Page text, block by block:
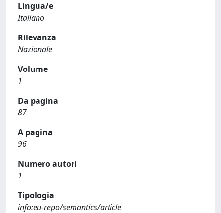
Lingua/e
Italiano
Rilevanza
Nazionale
Volume
1
Da pagina
87
A pagina
96
Numero autori
1
Tipologia
info:eu-repo/semantics/article